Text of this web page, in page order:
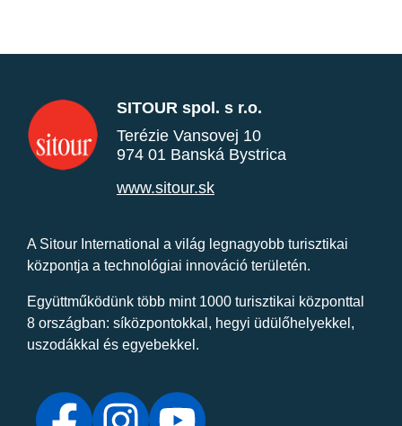
SITOUR spol. s r.o.
Terézie Vansovej 10
974 01 Banská Bystrica
www.sitour.sk
A Sitour International a világ legnagyobb turisztikai
központja a technológiai innováció területén.
Együttműködünk több mint 1000 turisztikai központtal
8 országban: síközpontokkal, hegyi üdülőhelyekkel,
uszodákkal és egyebekkel.